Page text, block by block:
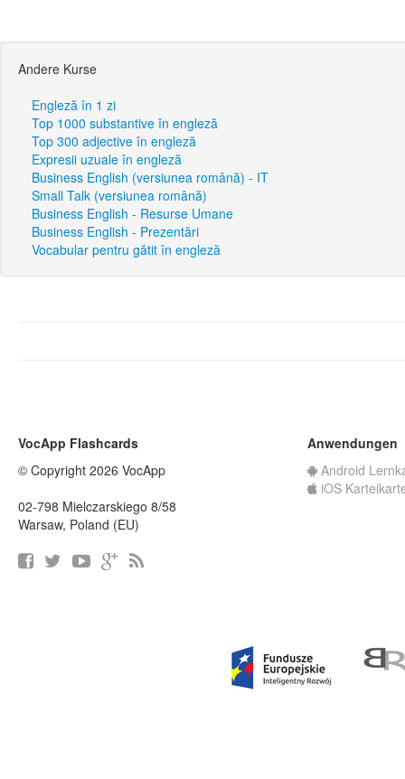
Andere Kurse
Engleză în 1 zi
Top 1000 substantive în engleză
Top 300 adjective în engleză
Expresii uzuale în engleză
Business English (versiunea română) - IT
Small Talk (versiunea română)
Business English - Resurse Umane
Business English - Prezentări
Vocabular pentru gătit în engleză
VocApp Flashcards
© Copyright 2026 VocApp
02-798 Mielczarskiego 8/58
Warsaw, Poland (EU)
Anwendungen
Android
iOS